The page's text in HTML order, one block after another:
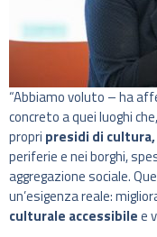
“Abbiamo voluto – ha
concreto a quei luoghi
propri presidi di
periferie e nei borghi,
aggregazione sociale.
un’esigenza reale:
culturale accessibilee